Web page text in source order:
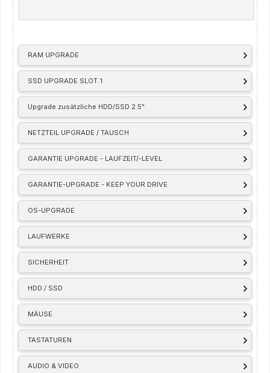
RAM UPGRADE
SSD UPGRADE SLOT 1
Upgrade zusätzliche HDD/SSD 2.5"
NETZTEIL UPGRADE / TAUSCH
GARANTIE UPGRADE - LAUFZEIT/-LEVEL
GARANTIE-UPGRADE - KEEP YOUR DRIVE
OS-UPGRADE
LAUFWERKE
SICHERHEIT
HDD / SSD
MÄUSE
TASTATUREN
AUDIO & VIDEO